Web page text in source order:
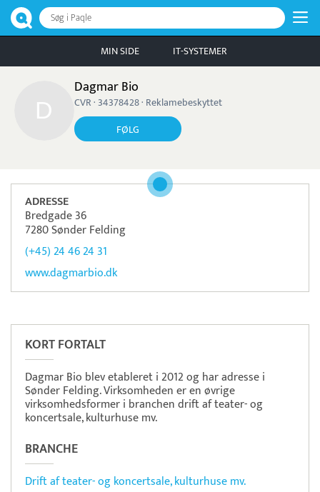
Søg i Paqle
MIN SIDE IT-SYSTEMER
Dagmar Bio
CVR · 34378428 · Reklamebeskyttet
FØLG
ADRESSE
Bredgade 36
7280 Sønder Felding
(+45) 24 46 24 31
www.dagmarbio.dk
KORT FORTALT
Dagmar Bio blev etableret i 2012 og har adresse i
Sønder Felding. Virksomheden er en øvrige
virksomhedsformer i branchen drift af teater- og
koncertsale, kulturhuse mv.
BRANCHE
Drift af teater- og koncertsale, kulturhuse mv.